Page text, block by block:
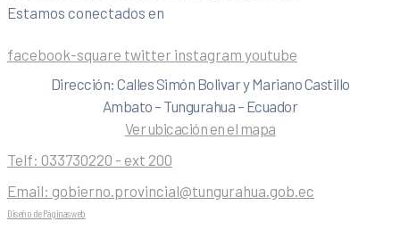
Estamos conectados en
facebook-square twitter instagram youtube
Dirección: Calles Simón Bolivar y Mariano Castillo
Ambato – Tungurahua – Ecuador
Ver ubicación en el mapa
Telf: 033730220 - ext 200
Email: gobierno.provincial@tungurahua.gob.ec
Diseño de Páginas web